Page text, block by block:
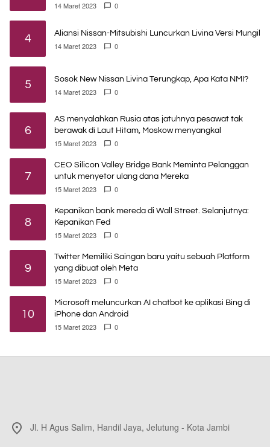
14 Maret 2023 0
4 Aliansi Nissan-Mitsubishi Luncurkan Livina Versi Mungil
14 Maret 2023 0
5 Sosok New Nissan Livina Terungkap, Apa Kata NMI?
14 Maret 2023 0
6
AS menyalahkan Rusia atas jatuhnya pesawat tak
berawak di Laut Hitam, Moskow menyangkal
15 Maret 2023 0
7
CEO Silicon Valley Bridge Bank Meminta Pelanggan
untuk menyetor ulang dana Mereka
15 Maret 2023 0
8
Kepanikan bank mereda di Wall Street. Selanjutnya:
Kepanikan Fed
15 Maret 2023 0
9
Twitter Memiliki Saingan baru yaitu sebuah Platform
yang dibuat oleh Meta
15 Maret 2023 0
10
Microsoft meluncurkan AI chatbot ke aplikasi Bing di
iPhone dan Android
15 Maret 2023 0
Jl. H Agus Salim, Handil Jaya, Jelutung - Kota Jambi